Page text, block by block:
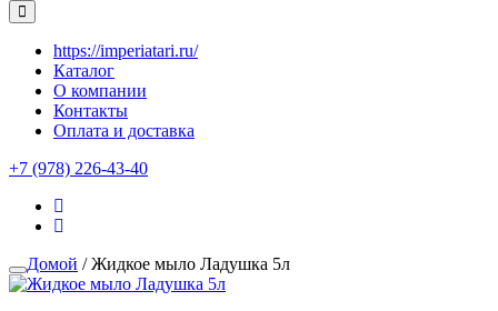
https://imperiatari.ru/
Каталог
О компании
Контакты
Оплата и доставка
+7 (978) 226-43-40
Домой / Жидкое мыло Ладушка 5л